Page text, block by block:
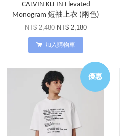
CALVIN KLEIN Elevated
Monogram 短袖上衣 (兩色)
NT$ 2,480NT$ 2,180
加入購物車
優惠